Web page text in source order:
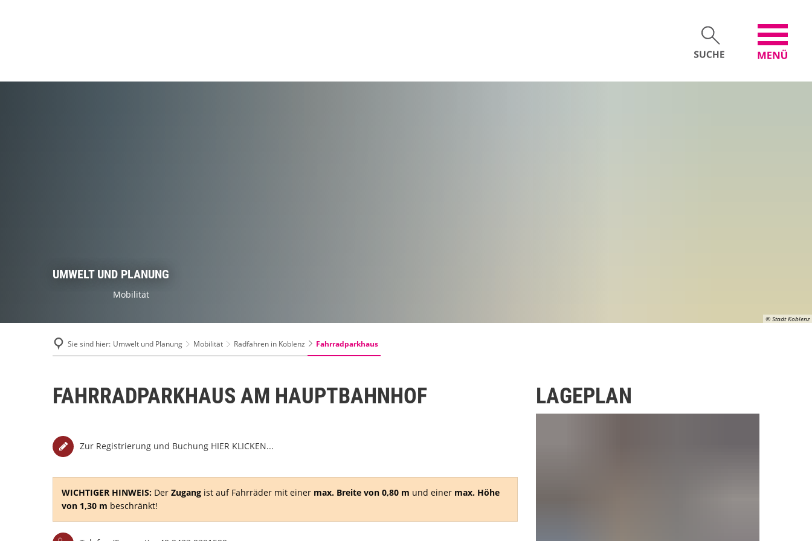
© Stadt Koblenz
UMWELT UND PLANUNG
Mobilität
Sie sind hier: Umwelt und Planung Mobilität Radfahren in Koblenz Fahrradparkhaus
FAHRRADPARKHAUS AM HAUPTBAHNHOF
Zur Registrierung und Buchung HIER KLICKEN...
WICHTIGER HINWEIS: Der Zugang ist auf Fahrräder mit einer max. Breite von 0,80 m und einer max. Höhe
von 1,30 m beschränkt!
LAGEPLAN